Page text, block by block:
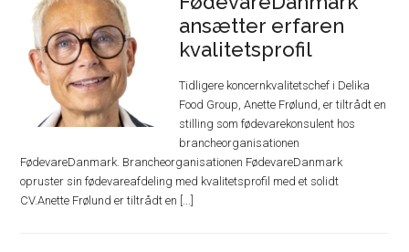
ansætter erfaren
kvalitetsprofil
Tidligere koncernkvalitetschef i Delika
Food Group, Anette Frølund, er tiltrådt en
stilling som fødevarekonsulent hos
brancheorganisationen
FødevareDanmark. Brancheorganisationen FødevareDanmark
opruster sin fødevareafdeling med kvalitetsprofil med et solidt
CV.Anette Frølund er tiltrådt en [...]